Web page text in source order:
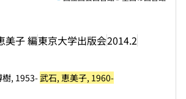
美子 編東京大学出版会2014.2
樹, 1953-武石, 恵美子, 1960-